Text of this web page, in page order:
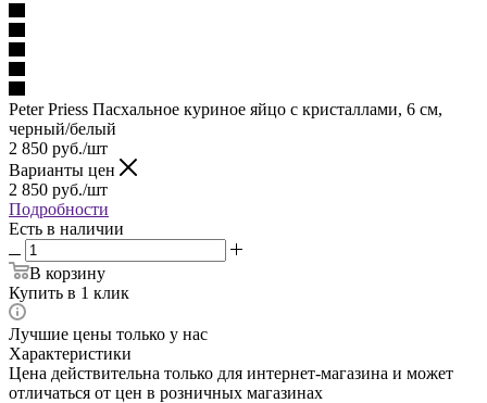
Peter Priess Пасхальное куриное яйцо с кристаллами, 6 см,
черный/белый
2 850 руб./шт
Варианты цен
2 850 руб./шт
Подробности
Есть в наличии
В корзину
Купить в 1 клик
Лучшие цены только у нас
Характеристики
Цена действительна только для интернет-магазина и может
отличаться от цен в розничных магазинах